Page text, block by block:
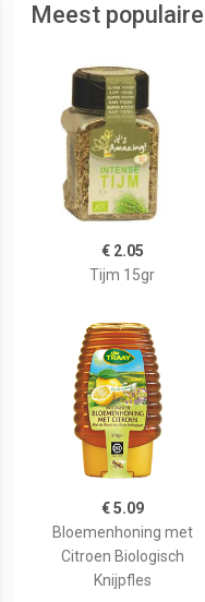
Meest
€ 2.05
Tijm 15gr
€ 5.09
Bloemenhoning met
Citroen Biologisch
Knijpfles